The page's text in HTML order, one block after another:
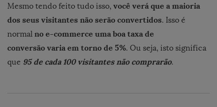
Mesmo tendo feito tudo isso, você verá que a maioria
dos seus visitantes não serão convertidos. Isso é
normal no e-commerce uma boa taxa de
conversão varia em torno de 5%. Ou seja, isto significa
que 95 de cada 100 visitantes não comprarão.